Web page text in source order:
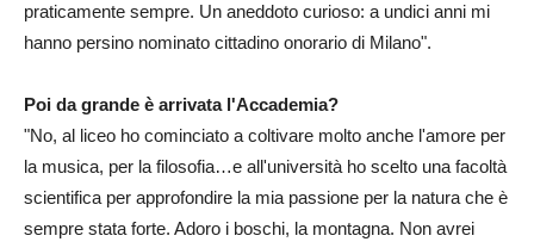
praticamente sempre. Un aneddoto curioso: a undici anni mi
hanno persino nominato cittadino onorario di Milano".
Poi da grande è arrivata l'Accademia?
"No, al liceo ho cominciato a coltivare molto anche l'amore per
la musica, per la filosofia…e all'università ho scelto una facoltà
scientifica per approfondire la mia passione per la natura che è
sempre stata forte. Adoro i boschi, la montagna. Non avrei